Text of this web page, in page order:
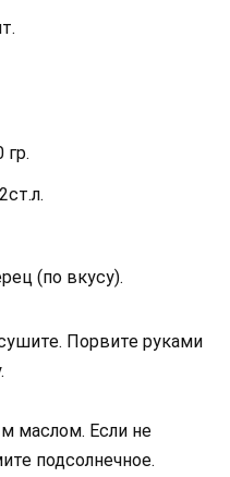
гр.
(по вкусу).
Порвите руками
маслом. Если не
подсолнечное.